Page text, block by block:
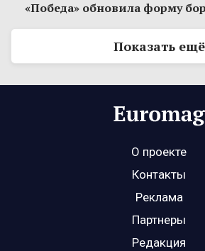
«Победа» обновила форму
Показать ещё
О проекте
Контакты
Реклама
Партнеры
Редакция